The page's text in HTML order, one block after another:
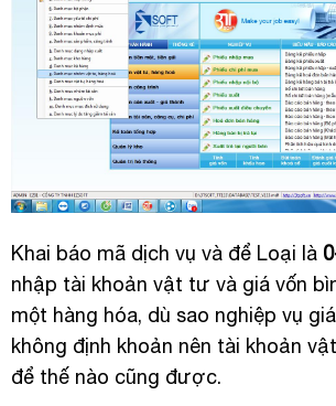
Khai báo mã dịch vụ và để Loại là
nhập tài khoản vật tư và giá vốn
một hàng hóa, dù sao nghiệp vụ
không định khoản nên tài khoản
để thế nào cũng được.